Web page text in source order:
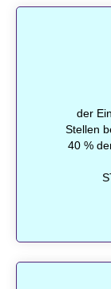
der
Stellen
40 %